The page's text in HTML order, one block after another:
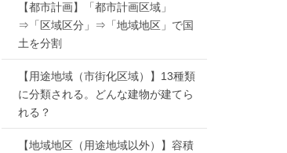
【都市計画】「都市計画区域」
⇒「区域区分」⇒「地域地区」で国
土を分割
【用途地域（市街化区域）】13種類
に分類される。どんな建物が建てら
れる？
【地域地区（用途地域以外）】容積